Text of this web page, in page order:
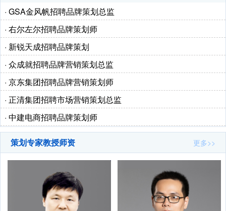
· GSA金风帆招聘品牌策划总监
· 右尔左尔招聘品牌策划师
· 新锐天成招聘品牌策划
· 众成就招聘品牌营销策划总监
· 京东集团招聘品牌营销策划师
· 正清集团招聘市场营销策划总监
· 中建电商招聘品牌策划师
策划专家教授师资 更多>>